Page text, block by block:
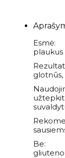
Esmė:
plaukus
glotnūs,
Be:
gliuteno